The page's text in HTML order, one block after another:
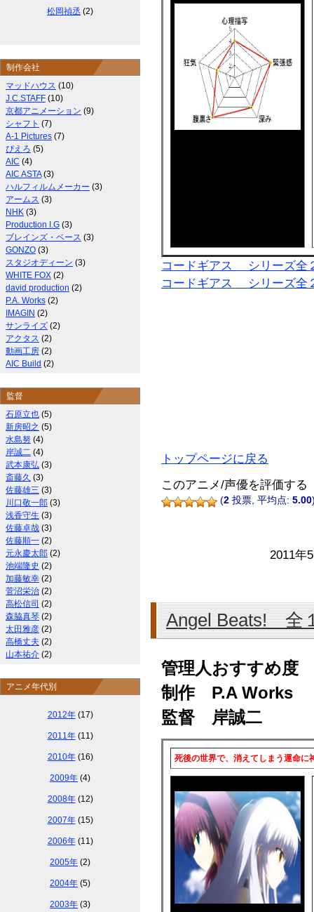
コードギアス シリーズ全
コードギアス シリーズ全
トップページに戻る
このアニメ/声優を評価する
(2 投票, 平均点: 5.00
2011年
Angel Beats! 全
管理人おすすめ
制作 P.A Works
監督 岸誠二
死後の世界で、消えてしまう運命に
松岡禎丞 (2)
制作会社
マッドハウス (10)
J.C.STAFF (10)
京都アニメーション (9)
シャフト (7)
A-1 Pictures (7)
ぴえろ (5)
AIC (4)
AIC ASTA(3)
ハルフィルムメーカー (3)
アームス (3)
NHK (3)
Production I.G (3)
ブレインズ・ベース (3)
GONZO (3)
スタジオディーン (3)
WHITE FOX (2)
david production (2)
P.A. Works (2)
IMAGIN (2)
サンライズ (2)
アクタス (2)
動画工房 (2)
AIC Build (2)
監督
石原立也 (5)
新房昭之 (5)
水島努 (4)
岸誠二 (4)
武本康弘 (3)
斎藤久 (3)
佐藤雄三 (3)
川口敬一郎 (3)
浅香守生 (3)
佐藤卓哉 (3)
佐藤順一 (2)
元永慶太郎 (2)
池端隆史 (2)
加藤敏幸 (2)
菅沼栄治 (2)
高松信司 (2)
森脇真琴 (2)
太田雅彦 (2)
高橋丈夫 (2)
山本祐介 (2)
アニメ年代別
2012年(17)
2011年(11)
2010年(16)
2009年 (4)
2008年(12)
2007年(15)
2006年(11)
2005年 (2)
2004年 (5)
2003年 (3)